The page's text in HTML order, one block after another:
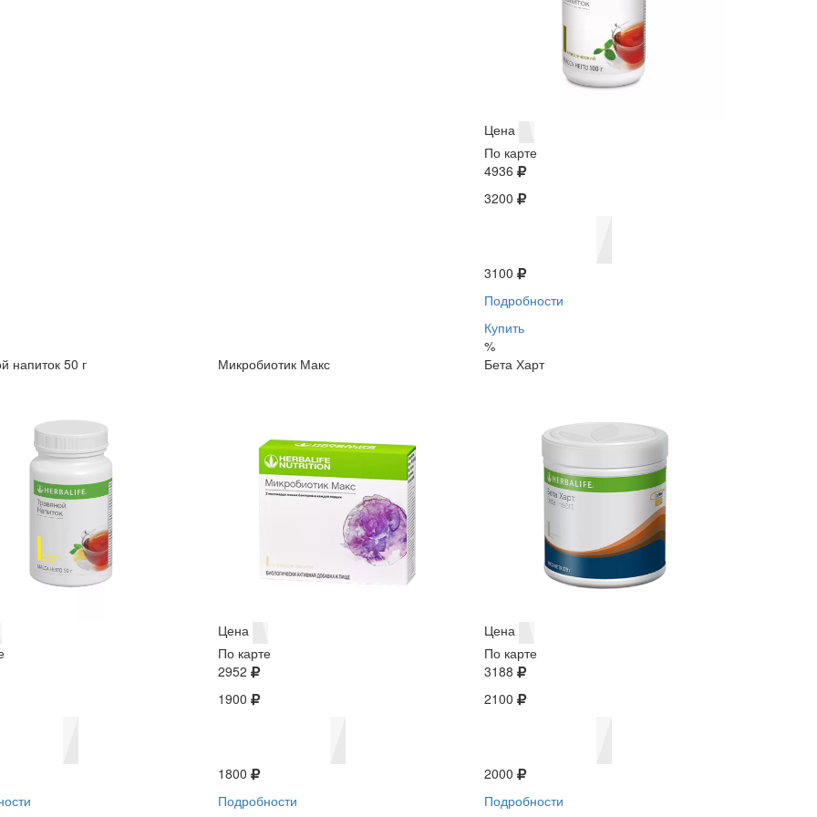
Цена
По карте
4936
3200
3100
Подробности
Купить
%
напиток 50 г
Микробиотик Макс
Цена
По карте
2952
1900
1800
Подробности
Бета Харт
Цена
По карте
3188
2100
2000
Подробности